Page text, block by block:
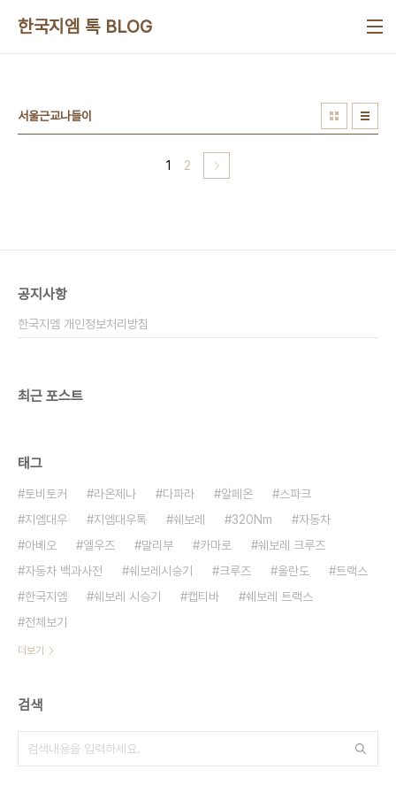
한국지엠 톡 BLOG
서울근교나들이
1 2
공지사항
한국지엠 개인정보처리방침
최근 포스트
태그
토비토커 라온제나 다파라 알페온
스파크
지엠대우
지엠대우톡 쉐보레 320Nm
자동차
아베오
엘우즈 말리부 카마로
쉐보레 크루즈
자동차 백과사전
쉐보레시승기 크루즈 올란도
트랙스
한국지엠
쉐보레 시승기 캡티바
쉐보레 트랙스
전체보기
더보기
검색